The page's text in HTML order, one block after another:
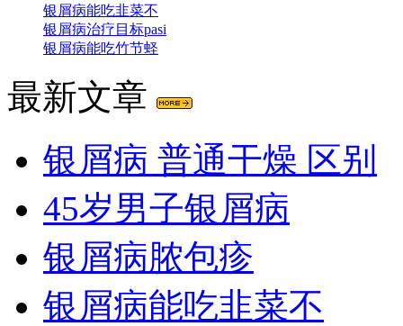
银屑病能吃韭菜不
银屑病治疗目标pasi
银屑病能吃竹节蛏
最新文章
银屑病 普通干燥 区别
45岁男子银屑病
银屑病脓包疹
银屑病能吃韭菜不